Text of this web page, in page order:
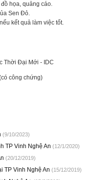
họa, quảng cáo.
Sen Đỏ.
kết quả làm việc tốt.
Thời Đại Mới - IDC
công chứng)
(9/10/2023)
TP Vinh Nghệ An (12/1/2020)
(20/12/2019)
TP Vinh Nghệ An (15/12/2019)